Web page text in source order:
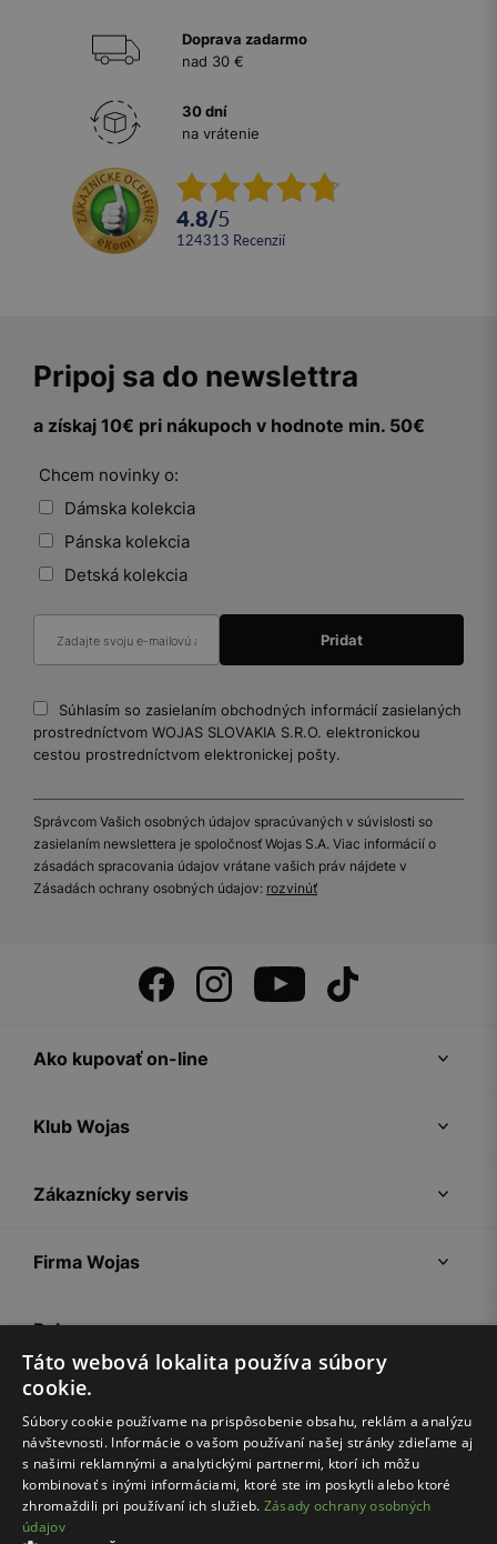
Doprava zadarmo
nad 30 €
30 dní
na vrátenie
4.8/5
124313 recenzií
Pripoj sa do newslettra
a získaj 10€ pri nákupoch v hodnote min. 50€
Chcem novinky o:
Dámska kolekcia
Pánska kolekcia
Detská kolekcia
Súhlasím so zasielaním obchodných informácií zasielaných
prostredníctvom WOJAS SLOVAKIA S.R.O. elektronickou
cestou prostredníctvom elektronickej pošty.
Správcom Vašich osobných údajov spracúvaných v súvislosti so
zasielaním newslettera je spoločnosť Wojas S.A. Viac informácií o
zásadách spracovania údajov vrátane vašich práv nájdete v
Zásadách ochrany osobných údajov: rozvinúť
Ako kupovať on-line
Klub Wojas
Zákaznícky servis
Firma Wojas
Pokyny
Nákupný poriadok
Táto webová lokalita používa súbory
cookie.
Súbory cookie používame na prispôsobenie obsahu, reklám a analýzu
návštevnosti. Informácie o vašom používaní našej stránky zdieľame aj
s našimi reklamnými a analytickými partnermi, ktorí ich môžu
kombinovať s inými informáciami, ktoré ste im poskytli alebo ktoré
zhromaždili pri používaní ich služieb. Zásady ochrany osobných
údajov